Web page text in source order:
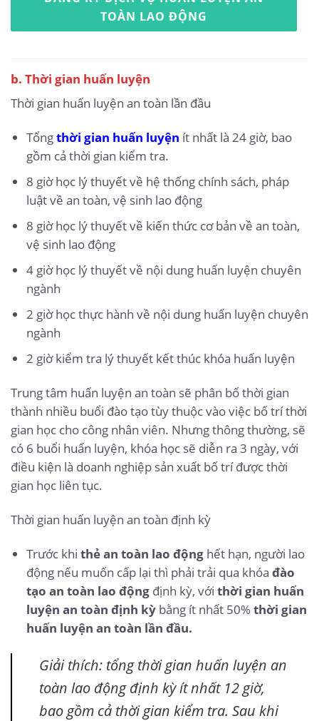
TOÀN LAO ĐỘNG
b. Thời gian huấn luyện
Thời gian huấn luyện an toàn lần đầu
Tổngthời gian huấn luyện ít nhất là 24 giờ, bao
gồm cả thời gian kiểm tra.
8 giờ học lý thuyết về hệ thống chính sách, pháp
luật về an toàn, vệ sinh lao động
8 giờ học lý thuyết về kiến thức cơ bản về an toàn,
vệ sinh lao động
4 giờ học lý thuyết về nội dung huấn luyện chuyên
ngành
2 giờ học thực hành về nội dung huấn luyện chuyên
ngành
2 giờ kiểm tra lý thuyết kết thúc khóa huấn luyện
Trung tâm huấn luyện an toàn sẽ phân bố thời gian
thành nhiều buổi đào tạo tùy thuộc vào việc bố trí thời
gian học cho công nhân viên. Nhưng thông thường, sẽ
có 6 buổi huấn luyện, khóa học sẽ diễn ra 3 ngày, với
điều kiện là doanh nghiệp sản xuất bố trí được thời
gian học liên tục.
Thời gian huấn luyện an toàn định kỳ
Trước khi thẻ an toàn lao độnghết hạn, người lao
động nếu muốn cấp lại thì phải trải qua khóa đào
tạo an toàn lao độngđịnh kỳ, với thời gian huấn
luyện an toàn định kỳbằng ít nhất 50% thời gian
huấn luyện an toàn lần đầu.
Giải thích: tổng thời gian huấn luyện an
toàn lao động định kỳ ít nhất 12 giờ,
bao gồm cả thời gian kiểm tra. Sau khi